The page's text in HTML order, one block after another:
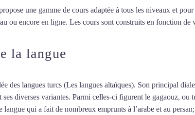
une gamme de cours adaptée à tous les niveaux et
ou encore en ligne. Les cours sont construits en fonction de
la langue
des langues turcs (Les langues altaïques). Son principal
ses diverses variantes. Parmi celles-ci figurent le gagaouz,
qui a fait de nombreux emprunts à l’arabe et au